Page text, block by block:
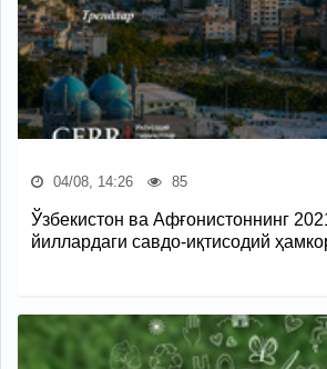
04/08, 14:26 85
Ўзбекистон ва Афғонистоннинг
йиллардаги савдо-иқтисодий